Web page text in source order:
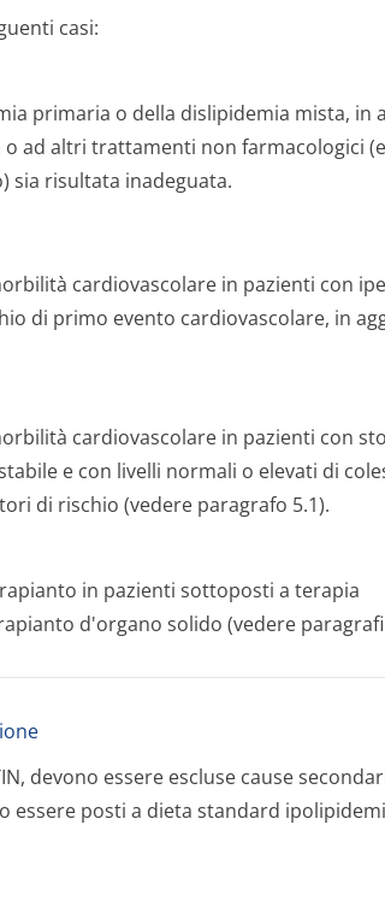
casi:
primaria o della dislipidemia mista, in
ad altri trattamenti non farmacologici
sia risultata inadeguata.
cardiovascolare in pazienti con
di primo evento cardiovascolare, in
cardiovascolare in pazienti con
e con livelli normali o elevati di
di rischio (vedere paragrafo 5.1).
in pazienti sottoposti a terapia
d'organo solido (vedere paragrafi
devono essere escluse cause
essere posti a dieta standard